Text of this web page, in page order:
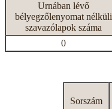
Urnában lévő
bélyegzőlenyomat nélküli
szavazólapok száma
0
Sorszám